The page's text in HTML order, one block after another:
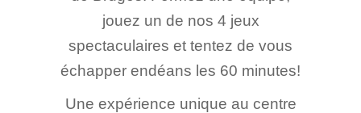
jouez un de nos 4 jeux
spectaculaires et tentez de vous
échapper endéans les 60 minutes!
Une expérience unique au centre